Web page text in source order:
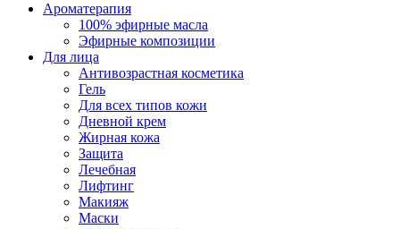
Ароматерапия
100% эфирные масла
Эфирные композиции
Для лица
Антивозрастная косметика
Гель
Для всех типов кожи
Дневной крем
Жирная кожа
Защита
Лечебная
Лифтинг
Макияж
Маски